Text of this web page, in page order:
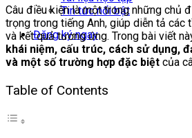
Tin tức nổi bật
Đăng ký ngay
Câu điều kiện là một trong những chủ
trọng trong tiếng Anh, giúp diễn tả các
và kết quả tương ứng. Trong bài viết
khái niệm, cấu trúc, cách sử dụng,
và một số trường hợp đặc biệt của
Table of Contents